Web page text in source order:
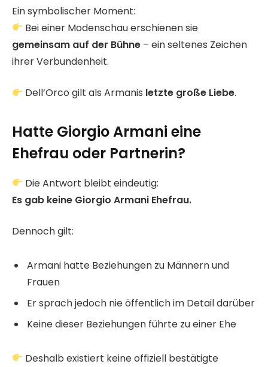
Ein symbolischer Moment:
Bei einer Modenschau erschienen sie
gemeinsam auf der Bühne – ein seltenes Zeichen
ihrer Verbundenheit.
Dell’Orco gilt als Armanis letzte große Liebe.
Hatte Giorgio Armani eine
Ehefrau oder Partnerin?
Die Antwort bleibt eindeutig:
Es gab keine Giorgio Armani Ehefrau.
Dennoch gilt:
Armani hatte Beziehungen zu Männern und
Frauen
Er sprach jedoch nie öffentlich im Detail darüber
Keine dieser Beziehungen führte zu einer Ehe
Deshalb existiert keine offiziell bestätigte